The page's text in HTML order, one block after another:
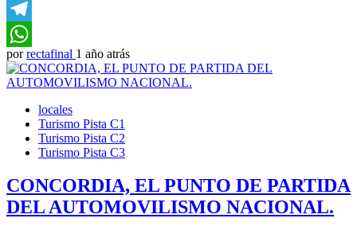
Email
Telegram
WhatsApp
por rectafinal 1 año atrás
locales
Turismo Pista C1
Turismo Pista C2
Turismo Pista C3
CONCORDIA, EL PUNTO DE PARTIDA
DEL AUTOMOVILISMO NACIONAL.